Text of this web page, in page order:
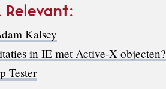
Relevant:
Kalsey
in IE met Active-X objecten?
Tester